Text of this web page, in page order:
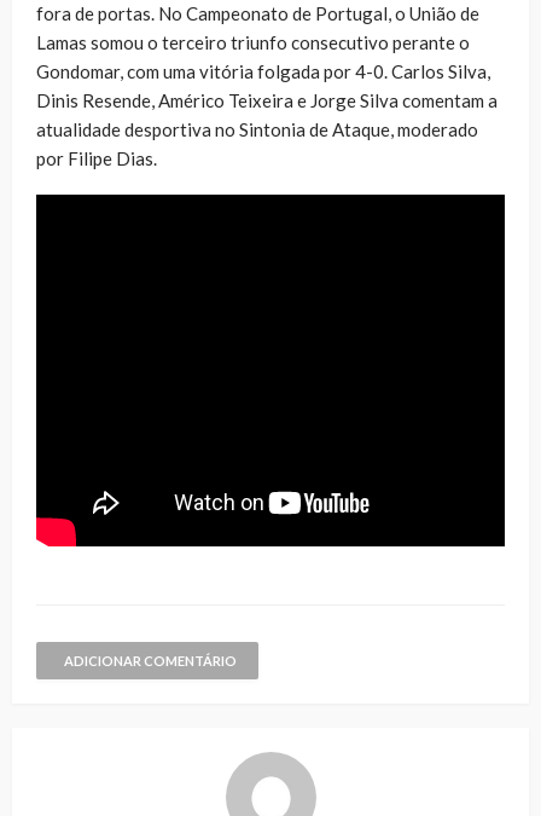
fora de portas. No Campeonato de Portugal, o União de
Lamas somou o terceiro triunfo consecutivo perante o
Gondomar, com uma vitória folgada por 4-0. Carlos Silva,
Dinis Resende, Américo Teixeira e Jorge Silva comentam a
atualidade desportiva no Sintonia de Ataque, moderado
por Filipe Dias.
ADICIONAR COMENTÁRIO